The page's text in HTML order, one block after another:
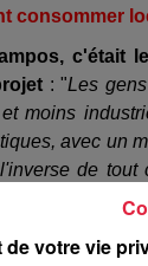
consommer
c'était
: "Les
moins
avec un
de tout
veut de
de votre vie